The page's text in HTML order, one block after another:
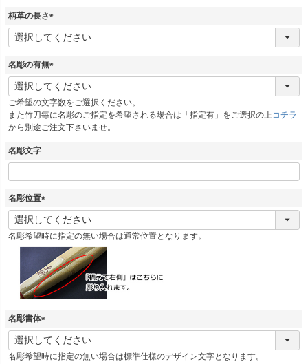
)
柄革の長さ
(
必
)
名彫の有無
(
必
須
)
ご希望の文字数をご選択ください。
また竹刀毎に名彫のご指定を希望される場合は「指定有」をご選択の上 コチラ
から別途ご注文下さいませ。
名彫文字
名彫位置
(
必
須
)
名彫希望時に指定の無い場合は通常位置となります。
名彫書体
(
必
須
名彫希望時に指定の無い場合は標準仕様のデザイン文字となります。